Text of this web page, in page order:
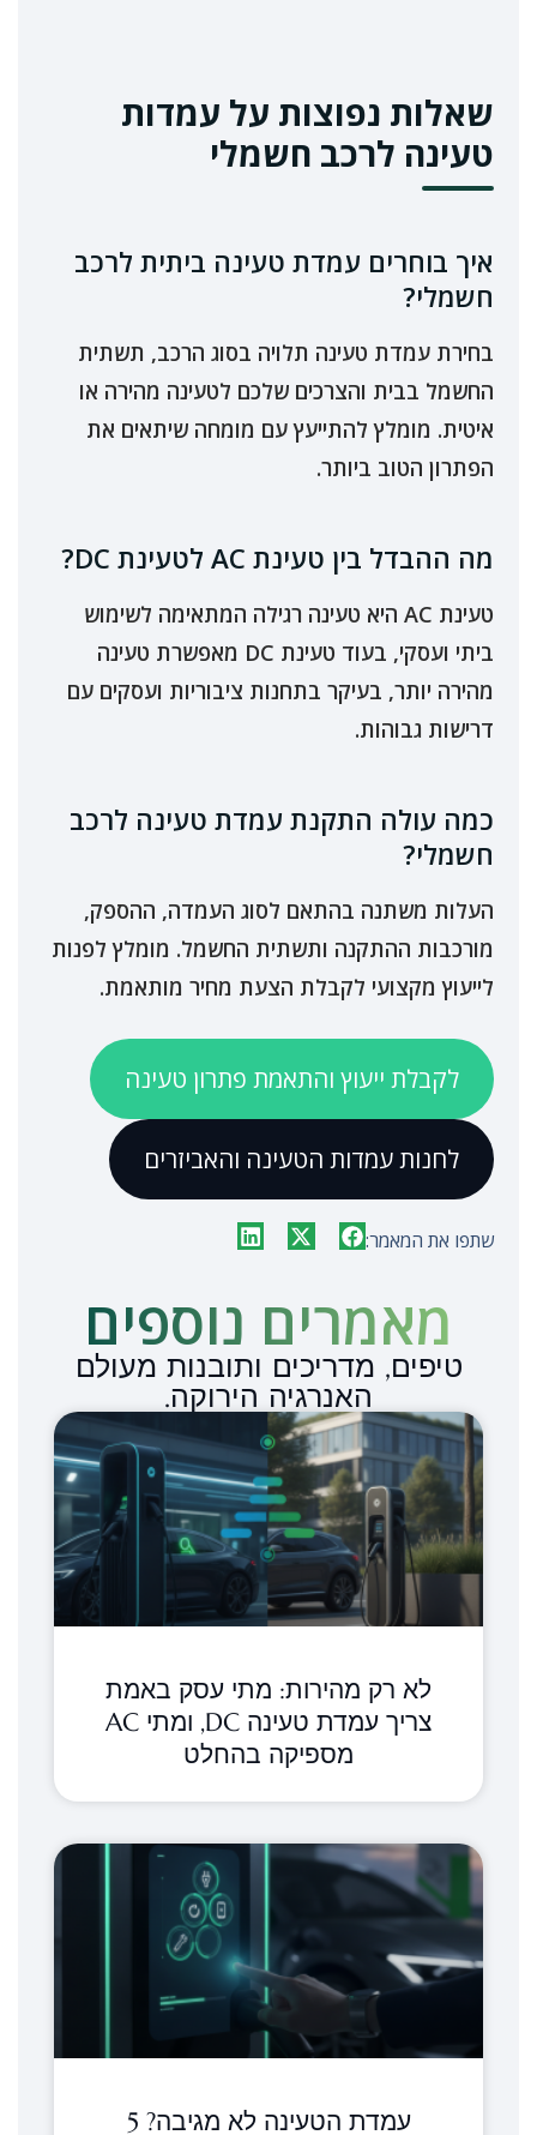
שאלות נפוצות על עמדות
טעינה לרכב חשמלי
איך בוחרים עמדת טעינה ביתית לרכב
חשמלי?
בחירת עמדת טעינה תלויה בסוג הרכב, תשתית
החשמל בבית והצרכים שלכם לטעינה מהירה או
איטית. מומלץ להתייעץ עם מומחה שיתאים את
הפתרון הטוב ביותר.
מה ההבדל בין טעינת AC לטעינת DC?
טעינת AC היא טעינה רגילה המתאימה לשימוש
ביתי ועסקי, בעוד טעינת DC מאפשרת טעינה
מהירה יותר, בעיקר בתחנות ציבוריות ועסקים עם
דרישות גבוהות.
כמה עולה התקנת עמדת טעינה לרכב
חשמלי?
העלות משתנה בהתאם לסוג העמדה, ההספק,
מורכבות ההתקנה ותשתית החשמל. מומלץ לפנות
לייעוץ מקצועי לקבלת הצעת מחיר מותאמת.
לקבלת ייעוץ והתאמת פתרון טעינה
לחנות עמדות הטעינה והאביזרים
שתפו את המאמר:
מאמרים נוספים​
טיפים, מדריכים ותובנות מעולם
האנרגיה הירוקה.
לא רק מהירות: מתי עסק באמת
צריך עמדת טעינה DC, ומתי AC
מספיקה בהחלט
עמדת הטעינה לא מגיבה? 5